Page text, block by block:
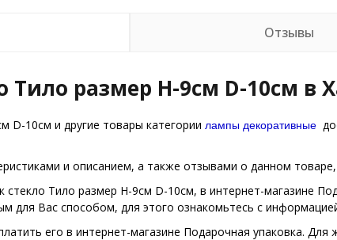
Отзывы
Тило размер H-9см D-10см в
D-10см и другие товары категории лампы декоративные
и описанием, а также отзывами о данном
cтекло Тило размер H-9см D-10см, в интернет-магазине
для Вас способом, для этого ознакомьтесь с
его в интернет-магазине Подарочная упаковка.